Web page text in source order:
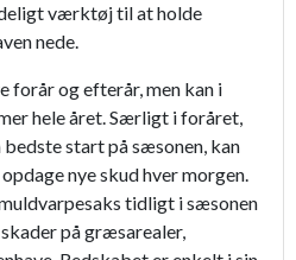
værktøj til at holde
nede.
forår og efterår, men kan i
hele året. Særligt i foråret,
start på sæsonen, kan
nye skud hver morgen.
tidligt i sæsonen
på græsarealer,